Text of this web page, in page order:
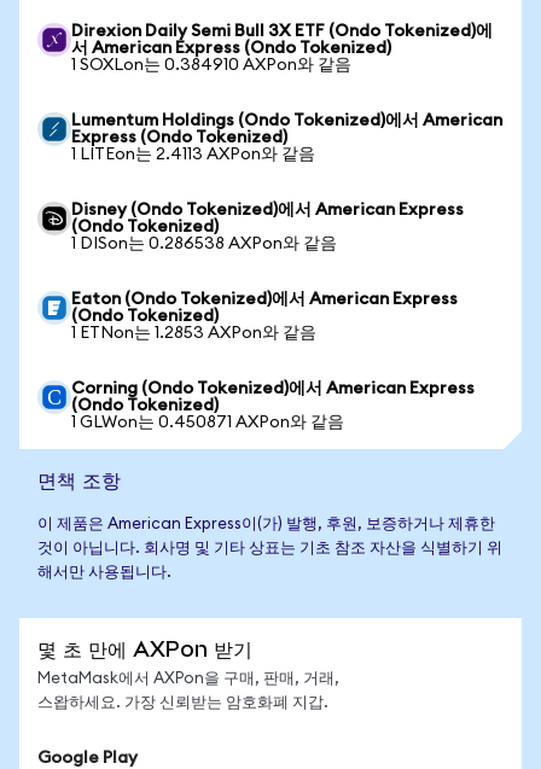
Direxion Daily Semi Bull 3X ETF (Ondo Tokenized)에
서 American Express (Ondo Tokenized)
1 SOXLon는 0.384910 AXPon와 같음
Lumentum Holdings (Ondo Tokenized)에서 American
Express (Ondo Tokenized)
1 LITEon는 2.4113 AXPon와 같음
Disney (Ondo Tokenized)에서 American Express
(Ondo Tokenized)
1 DISon는 0.286538 AXPon와 같음
Eaton (Ondo Tokenized)에서 American Express
(Ondo Tokenized)
1 ETNon는 1.2853 AXPon와 같음
Corning (Ondo Tokenized)에서 American Express
(Ondo Tokenized)
1 GLWon는 0.450871 AXPon와 같음
면책 조항
이 제품은 American Express이(가) 발행, 후원, 보증하거나 제휴한
것이 아닙니다. 회사명 및 기타 상표는 기초 참조 자산을 식별하기 위
해서만 사용됩니다.
몇 초 만에 AXPon 받기
MetaMask에서 AXPon을 구매, 판매, 거래,
스왑하세요. 가장 신뢰받는 암호화폐 지갑.
Google Play